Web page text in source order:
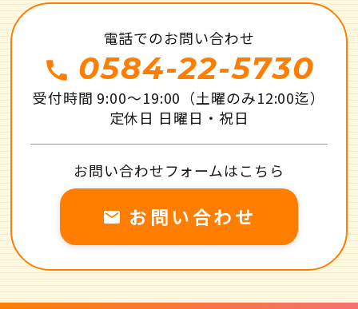
電話でのお問い合わせ
call 0584-22-5730
受付時間 9:00～19:00（土曜のみ12:00迄）
定休日 日曜日・祝日
お問い合わせフォームはこちら
local_post_office お問い合わせ